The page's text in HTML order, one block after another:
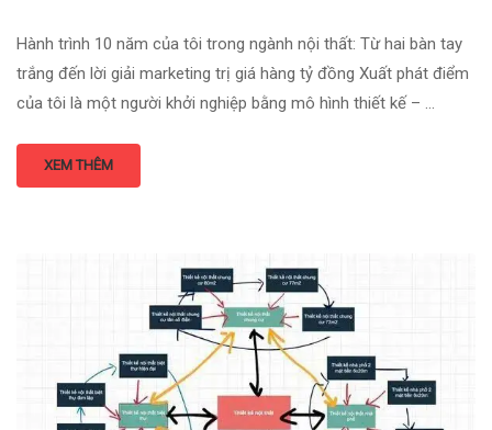
Hành trình 10 năm của tôi trong ngành nội thất: Từ hai bàn tay
trắng đến lời giải marketing trị giá hàng tỷ đồng Xuất phát điểm
của tôi là một người khởi nghiệp bằng mô hình thiết kế – …
XEM THÊM